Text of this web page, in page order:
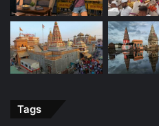
Tags